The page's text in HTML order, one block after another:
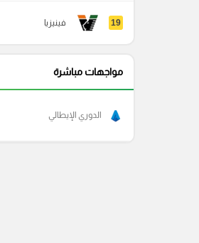
19 فينيزيا
مواجهات مباشرة
الدوري الإيطالي